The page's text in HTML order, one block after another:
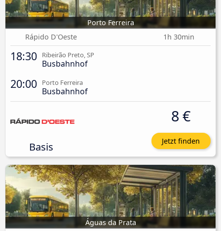
Porto Ferreira
Rápido D'Oeste
1h 30min
18:30 Ribeirão Preto, SP
Busbahnhof
20:00 Porto Ferreira
Busbahnhof
Basis
8 €
Jetzt finden
Águas da Prata